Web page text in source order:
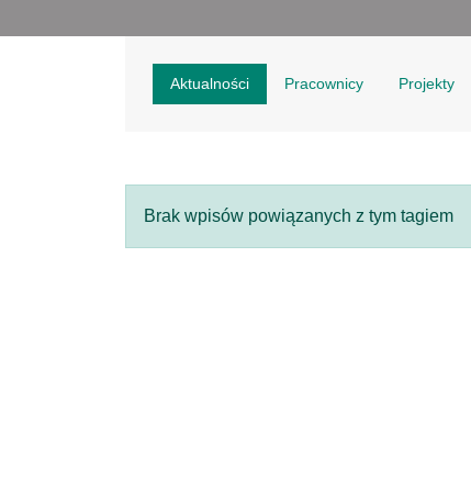
Aktualności Pracownicy Projekty
Brak wpisów powiązanych z tym tagiem